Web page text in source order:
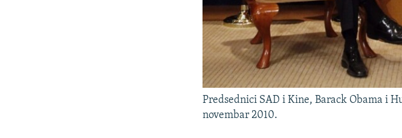
Predsednici SAD i Kine, Barack Obama i
novembar 2010.